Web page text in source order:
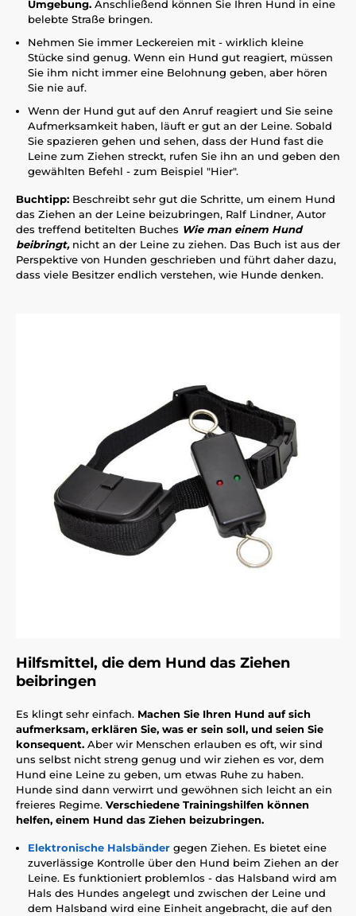
Umgebung. Anschließend können Sie Ihren Hund in eine
belebte Straße bringen.
Nehmen Sie immer Leckereien mit - wirklich kleine
Stücke sind genug. Wenn ein Hund gut reagiert, müssen
Sie ihm nicht immer eine Belohnung geben, aber hören
Sie nie auf.
Wenn der Hund gut auf den Anruf reagiert und Sie seine
Aufmerksamkeit haben, läuft er gut an der Leine. Sobald
Sie spazieren gehen und sehen, dass der Hund fast die
Leine zum Ziehen streckt, rufen Sie ihn an und geben den
gewählten Befehl - zum Beispiel "Hier".
Buchtipp: Beschreibt sehr gut die Schritte, um einem Hund
das Ziehen an der Leine beizubringen, Ralf Lindner, Autor
des treffend betitelten Buches Wie man einem Hund
beibringt,nicht an der Leine zu ziehen. Das Buch ist aus der
Perspektive von Hunden geschrieben und führt daher dazu,
dass viele Besitzer endlich verstehen, wie Hunde denken.
Hilfsmittel, die dem Hund das Ziehen
beibringen
Es klingt sehr einfach. Machen Sie Ihren Hund auf sich
aufmerksam, erklären Sie, was er sein soll, und seien Sie
konsequent. Aber wir Menschen erlauben es oft, wir sind
uns selbst nicht streng genug und wir ziehen es vor, dem
Hund eine Leine zu geben, um etwas Ruhe zu haben.
Hunde sind dann verwirrt und gewöhnen sich leicht an ein
freieres Regime. Verschiedene Trainingshilfen können
helfen, einem Hund das Ziehen beizubringen.
Elektronische Halsbänder gegen Ziehen. Es bietet eine
zuverlässige Kontrolle über den Hund beim Ziehen an der
Leine. Es funktioniert problemlos - das Halsband wird am
Hals des Hundes angelegt und zwischen der Leine und
dem Halsband wird eine Einheit angebracht, die auf den